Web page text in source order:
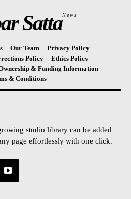
SattaNews
Our Team
Privacy Policy
Policy
Ethics Policy
& Funding Information
& Conditions
studio library can be added
page effortlessly with one click.